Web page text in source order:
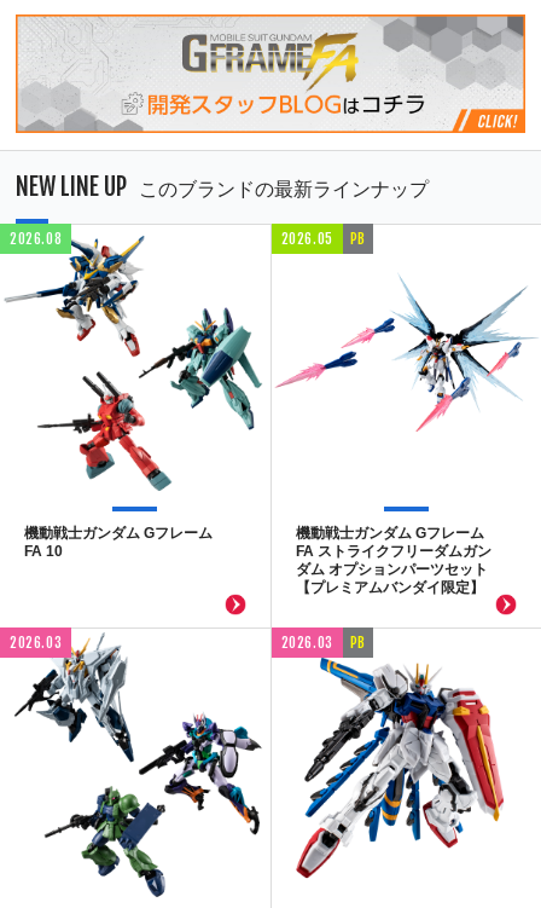
NEW LINE UP このブランドの最新ラインナップ
2026.08
機動戦士ガンダム Gフレーム
FA 10
2026.05 PB
機動戦士ガンダム Gフレーム
FA ストライクフリーダムガン
ダム オプションパーツセット
【プレミアムバンダイ限定】
2026.03 2026.03 PB